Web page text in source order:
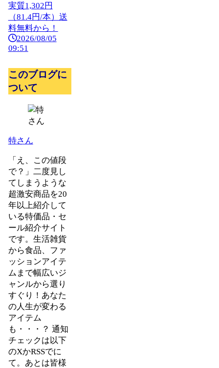
実質1,302円
（81.4円/本）送
料無料から！
2026/08/05
09:51
このブログに
ついて
特さん
「え、この値段
で？」二度見し
てしまうような
超激安商品を20
年以上紹介して
いる特価品・セ
ール紹介サイト
です。生活雑貨
から食品、ファ
ッションアイテ
ムまで幅広いジ
ャンルから選り
すぐり！あなた
の人生が変わる
アイテム
も・・・？ 通知
チェックは以下
のXかRSSでに
て。あとは皆様